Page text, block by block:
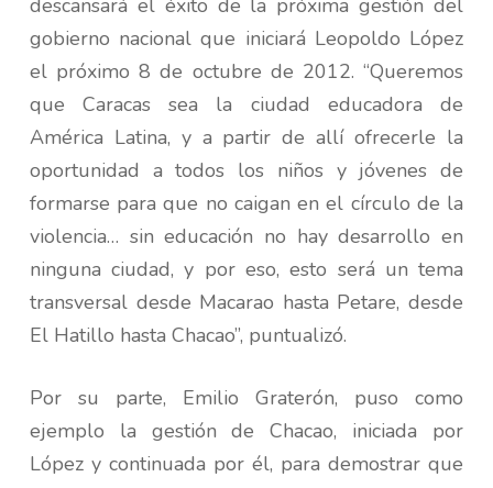
gobierno nacional que iniciará Leopoldo López
el próximo 8 de octubre de 2012. “Queremos
que Caracas sea la ciudad educadora de
América Latina, y a partir de allí ofrecerle la
oportunidad a todos los niños y jóvenes de
formarse para que no caigan en el círculo de la
violencia… sin educación no hay desarrollo en
ninguna ciudad, y por eso, esto será un tema
transversal desde Macarao hasta Petare, desde
El Hatillo hasta Chacao”, puntualizó.
Por su parte, Emilio Graterón, puso como
ejemplo la gestión de Chacao, iniciada por
López y continuada por él, para demostrar que